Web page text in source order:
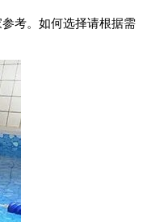
考。如何选择请根据需